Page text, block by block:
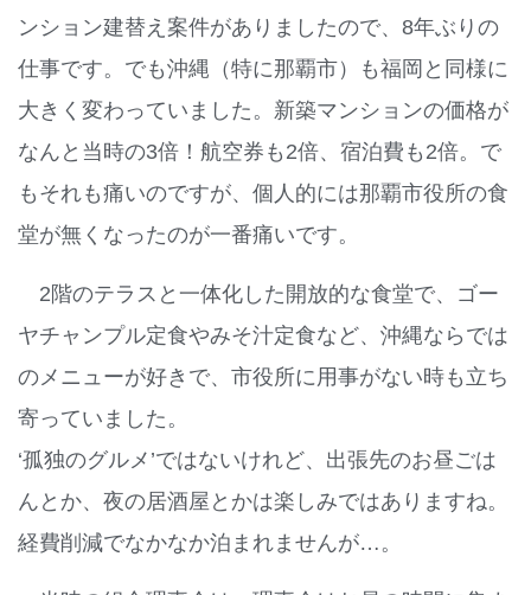
ンション建替え案件がありましたので、8年ぶりの
仕事です。でも沖縄（特に那覇市）も福岡と同様に
大きく変わっていました。新築マンションの価格が
なんと当時の3倍！航空券も2倍、宿泊費も2倍。で
もそれも痛いのですが、個人的には那覇市役所の食
堂が無くなったのが一番痛いです。
2階のテラスと一体化した開放的な食堂で、ゴー
ヤチャンプル定食やみそ汁定食など、沖縄ならでは
のメニューが好きで、市役所に用事がない時も立ち
寄っていました。
‘孤独のグルメ’ではないけれど、出張先のお昼ごは
んとか、夜の居酒屋とかは楽しみではありますね。
経費削減でなかなか泊まれませんが…。